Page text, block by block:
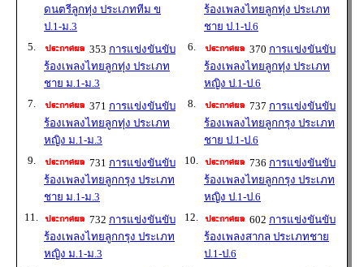
ดนตรีลูกทุ่ง ประเภททีม ข
ป.1-ม.3
ร้องเพลงไทยลูกทุ่ง ประเภท
ชาย ป.1-ป.6
5.
353 การแข่งขันขับ
ร้องเพลงไทยลูกทุ่ง ประเภท
ชาย ม.1-ม.3
6. 370 การแข่งขันขับ
ร้องเพลงไทยลูกทุ่ง ประเภท
หญิง ป.1-ป.6
7.
371 การแข่งขันขับ
ร้องเพลงไทยลูกทุ่ง ประเภท
หญิง ม.1-ม.3
8. 737 การแข่งขันขับ
ร้องเพลงไทยลูกกรุง ประเภท
ชาย ป.1-ป.6
9.
731 การแข่งขันขับ
ร้องเพลงไทยลูกกรุง ประเภท
ชาย ม.1-ม.3
10. 736 การแข่งขันขับ
ร้องเพลงไทยลูกกรุง ประเภท
หญิง ป.1-ป.6
11.
732 การแข่งขันขับ
ร้องเพลงไทยลูกกรุง ประเภท
หญิง ม.1-ม.3
12. 602 การแข่งขันขับ
ร้องเพลงสากล ประเภทชาย
ป.1-ป.6